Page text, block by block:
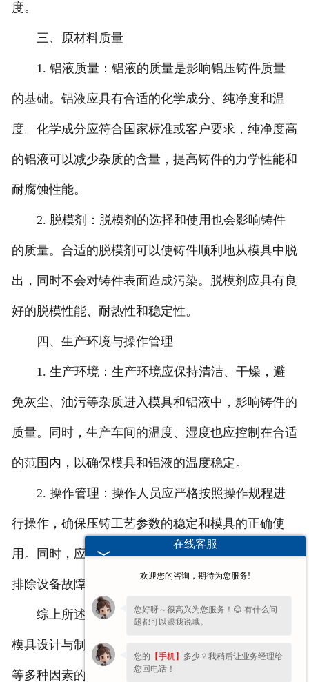
度。
三、原材料质量
1. 铝液质量：铝液的质量是影响铝压铸件质量
的基础。铝液应具有合适的化学成分、纯净度和温
度。化学成分应符合国家标准或客户要求，纯净度高
的铝液可以减少杂质的含量，提高铸件的力学性能和
耐腐蚀性能。
2. 脱模剂：脱模剂的选择和使用也会影响铸件
的质量。合适的脱模剂可以使铸件顺利地从模具中脱
出，同时不会对铸件表面造成污染。脱模剂应具有良
好的脱模性能、耐热性和稳定性。
四、生产环境与操作管理
1. 生产环境：生产环境应保持清洁、干燥，避
免灰尘、油污等杂质进入模具和铝液中，影响铸件的
质量。同时，生产车间的温度、湿度也应控制在合适
的范围内，以确保模具和铝液的温度稳定。
2. 操作管理：操作人员应严格按照操作规程进
行操作，确保压铸工艺参数的稳定和模具的正确使
用。同时，应加强对设备的维护和保养，及时发现和
排除设备故障，确保生产的顺利进行。
综上所述，铝压铸件的质量受到压铸工艺参数、
模具设计与制造、原材料质量、生产环境与操作管理
等多种因素的影响。在生产过程中，应综合考虑这些
在线客服
欢迎您的咨询，期待为您服务!
您好呀～很高兴为您服务！😊 有什么问
题都可以跟我说哦。
您的 【手机】 多少？我稍后让业务经理给
您回电话！